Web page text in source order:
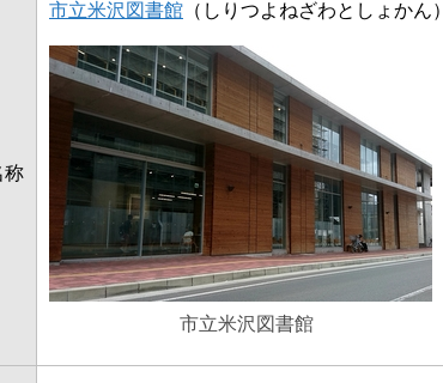
称
市立米沢図書館 （しりつよねざわとしょかん）
市立米沢図書館